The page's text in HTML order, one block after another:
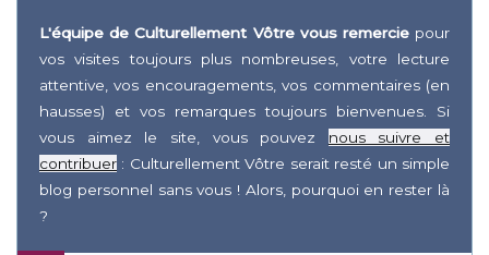
L'équipe de Culturellement Vôtre vous remerciepour
vos visites toujours plus nombreuses, votre lecture
attentive, vos encouragements, vos commentaires (en
hausses) et vos remarques toujours bienvenues. Si
vous aimez le site, vous pouvez nous suivre et
contribuer : Culturellement Vôtre serait resté un simple
blog personnel sans vous ! Alors, pourquoi en rester là
?